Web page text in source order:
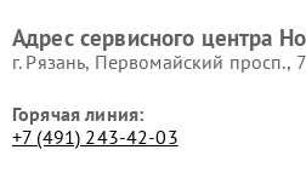
Ariston
Адрес сервисного центра
г. Рязань, Первомайский просп.,
Горячая линия:
+7 (491) 243-42-03